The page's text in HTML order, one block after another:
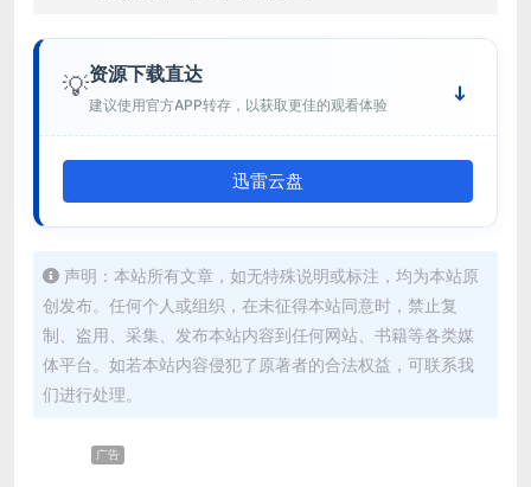
💡资源下载直达
建议使用官方APP转存，以获取更佳的观看体验
迅雷云盘
声明：本站所有文章，如无特殊说明或标注，均为本站原
创发布。任何个人或组织，在未征得本站同意时，禁止复
制、盗用、采集、发布本站内容到任何网站、书籍等各类媒
体平台。如若本站内容侵犯了原著者的合法权益，可联系我
们进行处理。
广告